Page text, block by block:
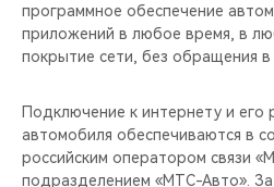
программное обеспечение
приложений в любое время, в
покрытие сети, без обращения в
Подключение к интернету и его
автомобиля обеспечиваются в
российским оператором связи
подразделением «МТС-Авто». За